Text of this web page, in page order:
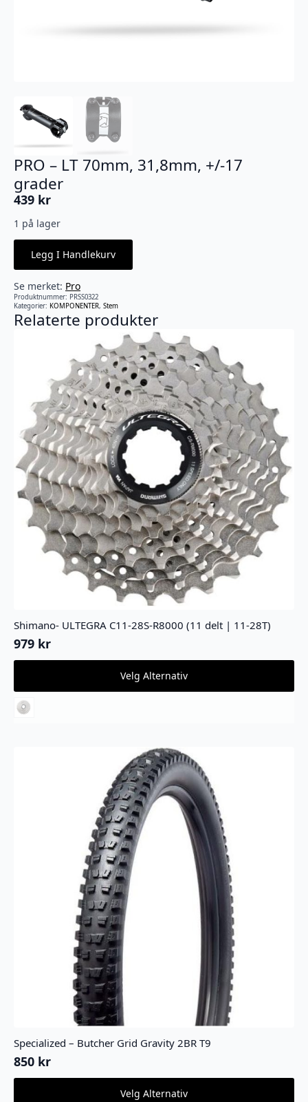
PRO – LT 70mm, 31,8mm, +/-17
grader
439 kr
1 på lager
Legg I Handlekurv
Se merket: Pro
Produktnummer: PRSS0322
Kategorier: KOMPONENTER, Stem
Relaterte produkter
Shimano- ULTEGRA C11-28S-R8000 (11 delt | 11-28T)
979 kr
Velg Alternativ
Dette
har
flere
varianter.
Specialized – Butcher Grid Gravity 2BR T9
850 kr
Velg Alternativ
Dette